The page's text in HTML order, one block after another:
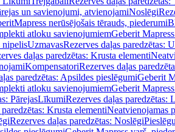
un savienojumi, atvienojamiNoslēgi
nerūsējošais tērauds, piederumi
atloku savienojumiemGeberit
nipelisUzmavasRezerves daļas paredzētas:
daļas paredzētas: Krusta elementi
KompensatoriRezerves daļas
paredzētas: Apsildes pieslēgumiGeberit
atloku savienojumiemGeberit
PārejasLīkumiRezerves daļas paredzētas:
Krusta elementiNeatvienojamas
Rezerves daļas paredzētas: Noslēgi